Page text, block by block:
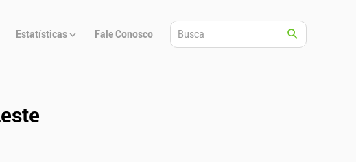
Estatísticas Fale Conosco